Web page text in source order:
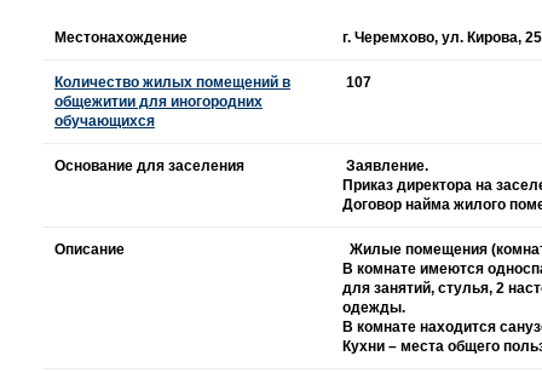
Местонахождение г. Черемхово, ул. Кирова, 25
Количество жилых помещений в
общежитии для иногородних
обучающихся
107
Основание для заселения
Заявление.
Приказ директора на
Договор найма жилого
Описание
Жилые помещения
В комнате имеются
для занятий, стулья, 2
одежды.
В комнате находится
Кухни – места общего